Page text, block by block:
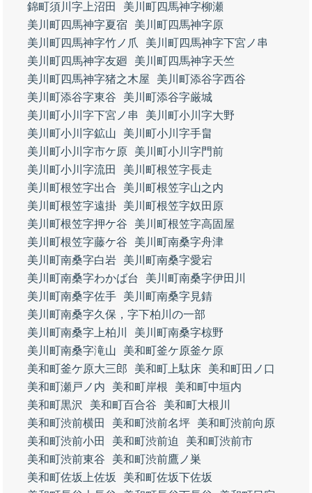
錦町須川字上沼田
美川町四馬神字柳瀬
美川町四馬神字夏宿
美川町四馬神字原
美川町四馬神字竹ノ爪
美川町四馬神字下宮ノ串
美川町四馬神字友廻
美川町四馬神字天竺
美川町四馬神字猪之木屋
美川町添谷字西谷
美川町添谷字東谷
美川町添谷字厳城
美川町小川字下宮ノ串
美川町小川字大野
美川町小川字鉱山
美川町小川字手畠
美川町小川字市ケ原
美川町小川字門前
美川町小川字流田
美川町根笠字長走
美川町根笠字出合
美川町根笠字山之内
美川町根笠字遠掛
美川町根笠字奴田原
美川町根笠字押ケ谷
美川町根笠字高固屋
美川町根笠字藤ケ谷
美川町南桑字舟津
美川町南桑字白岩
美川町南桑字愛宕
美川町南桑字わかば台
美川町南桑字伊田川
美川町南桑字佐手
美川町南桑字見錆
美川町南桑字久保，字下柏川の一部
美川町南桑字上柏川
美川町南桑字椋野
美川町南桑字滝山
美和町釜ケ原釜ケ原
美和町釜ケ原大三郎
美和町上駄床
美和町田ノ口
美和町瀬戸ノ内
美和町岸根
美和町中垣内
美和町黒沢
美和町百合谷
美和町大根川
美和町渋前横田
美和町渋前名坪
美和町渋前向原
美和町渋前小田
美和町渋前迫
美和町渋前市
美和町渋前東谷
美和町渋前鷹ノ巣
美和町佐坂上佐坂
美和町佐坂下佐坂